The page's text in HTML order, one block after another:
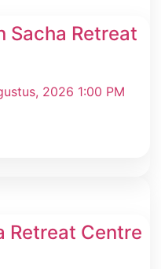
Sacha Retreat
2026 1:00 PM
Retreat Centre